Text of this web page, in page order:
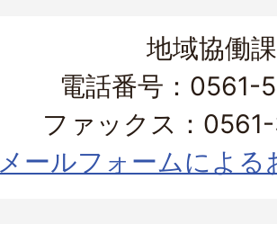
地域協働課
電話番号：0561-
ファックス：
メールフォームによる